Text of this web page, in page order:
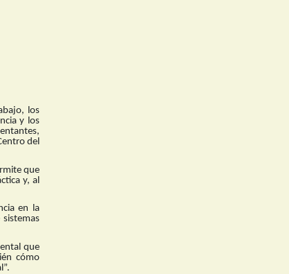
los
y los
del
que
y, al
en la
que
cómo